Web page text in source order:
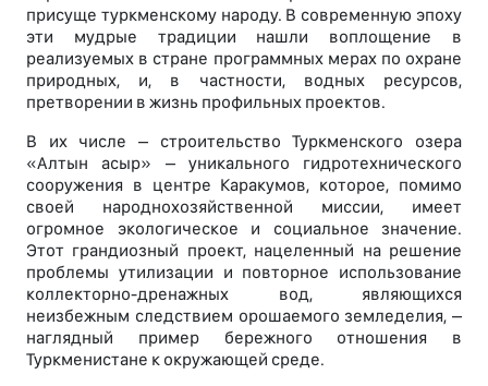
присуще туркменскому народу. В современную эпоху
эти мудрые традиции нашли воплощение в
реализуемых в стране программных мерах по охране
природных, и, в частности, водных ресурсов,
претворении в жизнь профильных проектов.
В их числе – строительство Туркменского озера
«Алтын асыр» – уникального гидротехнического
сооружения в центре Каракумов, которое, помимо
своей народнохозяйственной миссии, имеет
огромное экологическое и социальное значение.
Этот грандиозный проект, нацеленный на решение
проблемы утилизации и повторное использование
коллекторно-дренажных вод, являющихся
неизбежным следствием орошаемого земледелия, –
наглядный пример бережного отношения в
Туркменистане к окружающей среде.